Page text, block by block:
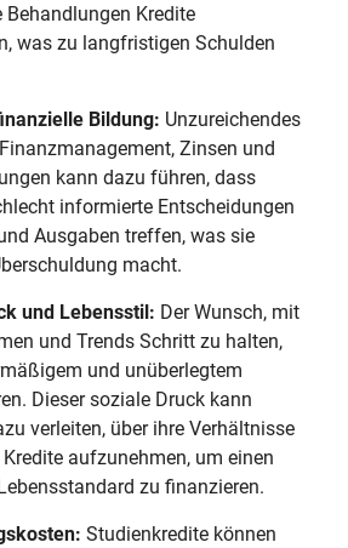
Behandlungen Kredite
was zu langfristigen Schulden
Bildung: Unzureichendes
Zinsen und
kann dazu führen, dass
informierte Entscheidungen
Ausgaben treffen, was sie
macht.
und Lebensstil: Der Wunsch, mit
und Trends Schritt zu halten,
und unüberlegtem
Dieser soziale Druck kann
verleiten, über ihre Verhältnisse
aufzunehmen, um einen
zu finanzieren.
Studienkredite können